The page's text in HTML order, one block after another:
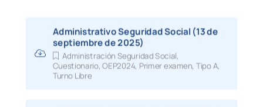
INTERNA
VALENCIA LIBRE
Administrativo Seguridad Social (13 de
septiembre de 2025)
Administración Seguridad Social,
Cuestionario,OEP2024, Primer examen,Tipo A,
Turno Libre